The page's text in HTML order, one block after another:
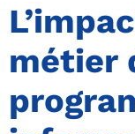
métier